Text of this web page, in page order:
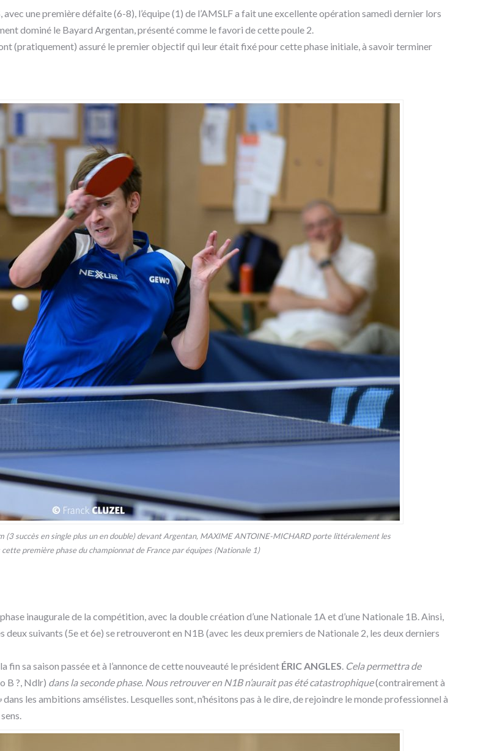
une première défaite (6-8), l’équipe (1) de l’AMSLF a fait une excellente opération samedi dernier lors
dominé le Bayard Argentan, présenté comme le favori de cette poule 2.
(pratiquement) assuré le premier objectif qui leur était fixé pour cette phase initiale, à savoir terminer
(3 succès en single plus un en double) devant Argentan, MAXIME ANTOINE-MICHARD porte littéralement les
première phase du championnat de France par équipes (Nationale 1)
inaugurale de la compétition, avec la double création d’une Nationale 1A et d’une Nationale 1B. Ainsi,
deux suivants (5e et 6e) se retrouveront en N1B (avec les deux premiers de Nationale 2, les deux derniers
fin sa saison passée et à l’annonce de cette nouveauté le président ÉRIC ANGLES. Cela permettra de
B ?, Ndlr) dans la seconde phase. Nous retrouver en N1B n’aurait pas été catastrophique(contrairement à
dans les ambitions amsélistes. Lesquelles sont, n’hésitons pas à le dire, de rejoindre le monde professionnel à